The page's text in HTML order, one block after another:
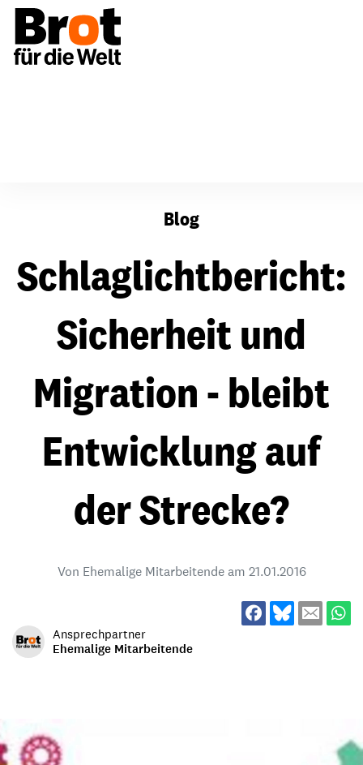
Blog
Schlaglichtbericht:
Sicherheit und
Migration - bleibt
Entwicklung auf
der Strecke?
Von Ehemalige Mitarbeitende am 21.01.2016
Ansprechpartner
Ehemalige Mitarbeitende